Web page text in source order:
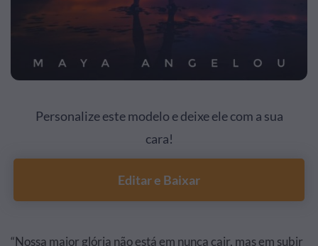
Personalize este modelo e deixe ele com a sua
cara!
Editar e Baixar
“Nossa maior glória não está em nunca cair, mas em subir